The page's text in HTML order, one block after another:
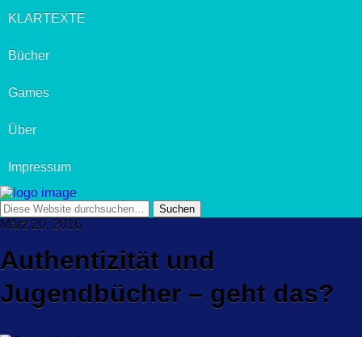
KLARTEXTE
Bücher
Games
Über
Impressum
März 20, 2016
Authentizität und
Jugendbücher – geht das?